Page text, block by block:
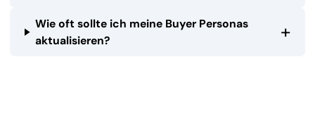
Wie oft sollte ich meine Buyer Personas
aktualisieren?
+